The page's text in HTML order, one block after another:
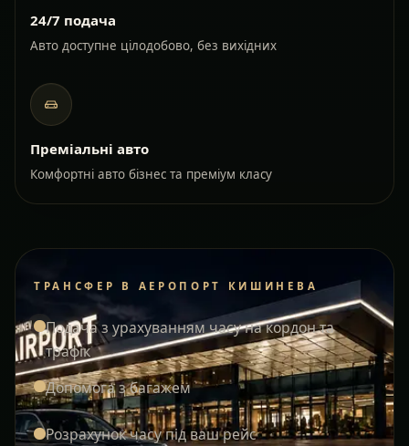
24/7 подача
Авто доступне цілодобово, без вихідних
Преміальні авто
Комфортні авто бізнес та преміум класу
ТРАНСФЕР В АЕРОПОРТ КИШИНЕВА
Подача з урахуванням часу на кордон та
трафік
Допомога з багажем
Розрахунок часу під ваш рейс